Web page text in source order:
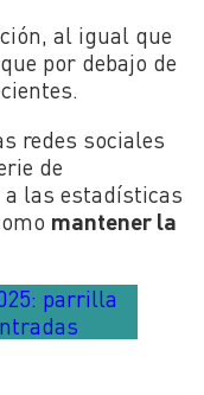
al igual que
por debajo de
redes sociales
de
a las estadísticas
mantener la
parrilla